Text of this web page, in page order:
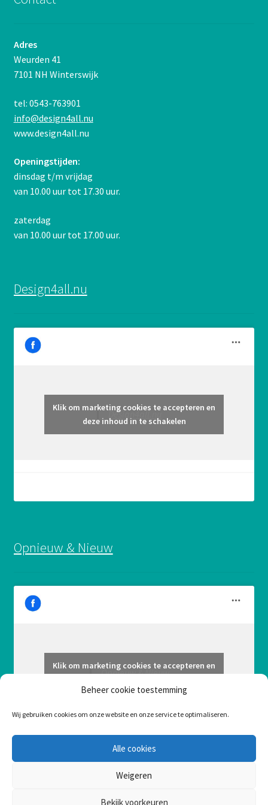
Beheer cookie toestemming
Wij gebruiken cookies om onze website en onze service te optimaliseren.
Alle cookies
Weigeren
Bekijk voorkeuren
Adres
Weurden 41
7101 NH Winterswijk
tel: 0543-763901
info@design4all.nu
www.design4all.nu
Openingstijden:
dinsdag t/m vrijdag
van 10.00 uur tot 17.30 uur.
zaterdag
van 10.00 uur tot 17.00 uur.
Design4all.nu
Design4all.nu
Klik om marketing cookies te accepteren en
deze inhoud in te schakelen
Opnieuw & Nieuw
Opnieuw & Nieuw
Klik om marketing cookies te accepteren en